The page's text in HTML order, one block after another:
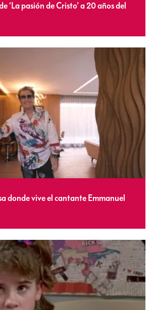
‘La pasión de Cristo’ a 20 años del
donde vive el cantante Emmanuel